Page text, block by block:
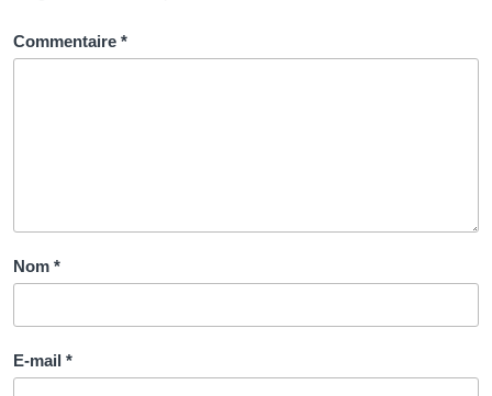
Commentaire *
Nom *
E-mail *